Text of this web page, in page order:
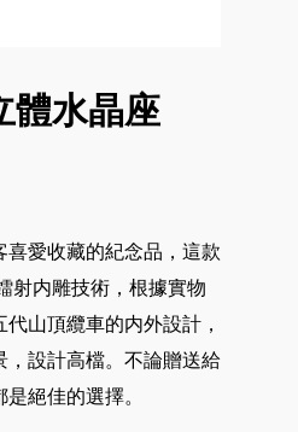
體水晶座
喜愛收藏的紀念品，這款
射内雕技術，根據實物
山頂纜車的内外設計，
，設計高檔。不論贈送給
絕佳的選擇。